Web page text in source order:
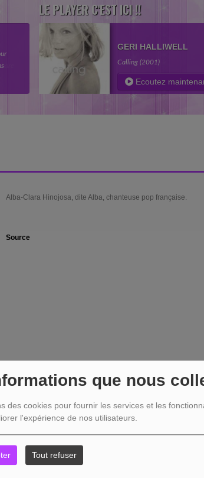
que nous
des cookies pour fournir les services et les
l'expérience de nos utilisateurs.
Tout refuser
LE PLAYER C'EST ICI !!
GERI HALLIWELL
Calling (2001)
Ecoutez
Alba-Clara Hinojosa, dite Alba, chanteuse pop française.
Source